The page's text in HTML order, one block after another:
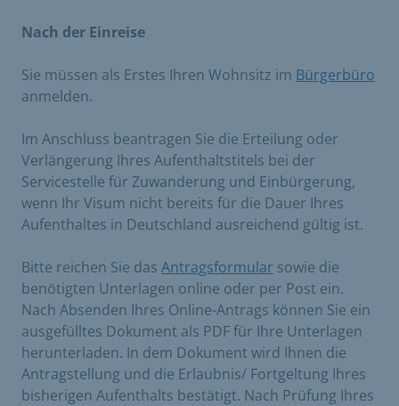
Nach der Einreise
Sie müssen als Erstes Ihren Wohnsitz im Bürgerbüro
anmelden.
Im Anschluss beantragen Sie die Erteilung oder
Verlängerung Ihres Aufenthaltstitels bei der
Servicestelle für Zuwanderung und Einbürgerung,
wenn Ihr Visum nicht bereits für die Dauer Ihres
Aufenthaltes in Deutschland ausreichend gültig ist.
Bitte reichen Sie das Antragsformular sowie die
benötigten Unterlagen online oder per Post ein.
Nach Absenden Ihres Online-Antrags können Sie ein
ausgefülltes Dokument als PDF für Ihre Unterlagen
herunterladen. In dem Dokument wird Ihnen die
Antragstellung und die Erlaubnis/ Fortgeltung Ihres
bisherigen Aufenthalts bestätigt. Nach Prüfung Ihres